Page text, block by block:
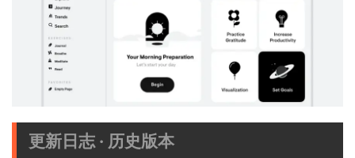
更新日志 · 历史版本